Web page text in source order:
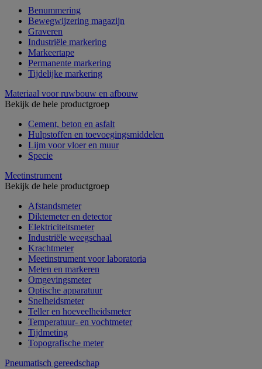
Benummering
Bewegwijzering magazijn
Graveren
Industriële markering
Markeertape
Permanente markering
Tijdelijke markering
Materiaal voor ruwbouw en afbouw
Bekijk de hele productgroep
Cement, beton en asfalt
Hulpstoffen en toevoegingsmiddelen
Lijm voor vloer en muur
Specie
Meetinstrument
Bekijk de hele productgroep
Afstandsmeter
Diktemeter en detector
Elektriciteitsmeter
Industriële weegschaal
Krachtmeter
Meetinstrument voor laboratoria
Meten en markeren
Omgevingsmeter
Optische apparatuur
Snelheidsmeter
Teller en hoeveelheidsmeter
Temperatuur- en vochtmeter
Tijdmeting
Topografische meter
Pneumatisch gereedschap